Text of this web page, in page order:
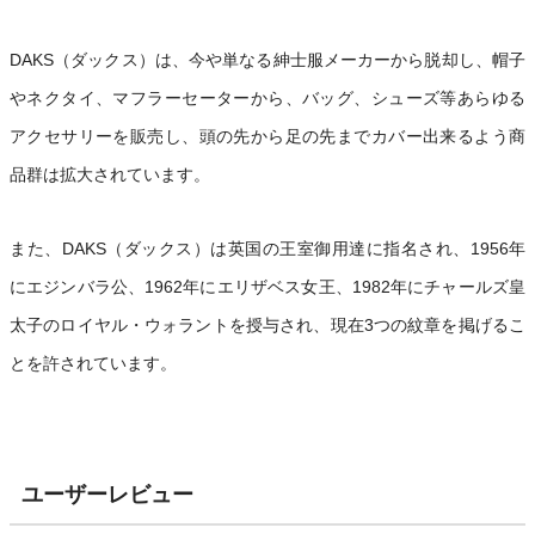
DAKS（ダックス）は、今や単なる紳士服メーカーから脱却し、帽子
やネクタイ、マフラーセーターから、バッグ、シューズ等あらゆる
アクセサリーを販売し、頭の先から足の先までカバー出来るよう商
品群は拡大されています。
また、DAKS（ダックス）は英国の王室御用達に指名され、1956年
にエジンバラ公、1962年にエリザベス女王、1982年にチャールズ皇
太子のロイヤル・ウォラントを授与され、現在3つの紋章を掲げるこ
とを許されています。
ユーザーレビュー